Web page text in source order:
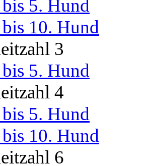
5. Hund
10. Hund
3
5. Hund
4
5. Hund
10. Hund
6